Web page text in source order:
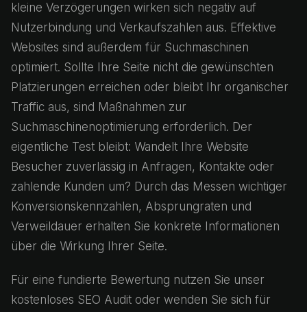
kleine Verzögerungen wirken sich negativ auf
Nutzerbindung und Verkaufszahlen aus. Effektive
Websites sind außerdem für Suchmaschinen
optimiert. Sollte Ihre Seite nicht die gewünschten
Platzierungen erreichen oder bleibt Ihr organischer
Traffic aus, sind Maßnahmen zur
Suchmaschinenoptimierung erforderlich. Der
eigentliche Test bleibt: Wandelt Ihre Website
Besucher zuverlässig in Anfragen, Kontakte oder
zahlende Kunden um? Durch das Messen wichtiger
Konversionskennzahlen, Absprungraten und
Verweildauer erhalten Sie konkrete Informationen
über die Wirkung Ihrer Seite.
Für eine fundierte Bewertung nutzen Sie unser
kostenloses SEO Audit oder wenden Sie sich für